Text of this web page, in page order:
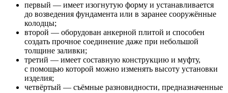
первый — имеет изогнутую форму и устанавливается
до возведения фундамента или в заранее сооружённые
колодцы;
второй — оборудован анкерной плитой и способен
создать прочное соединение даже при небольшой
толщине заливки;
третий — имеет составную конструкцию и муфту,
с помощью которой можно изменять высоту установки
изделия;
четвёртый — съёмные разновидности, предназначенные